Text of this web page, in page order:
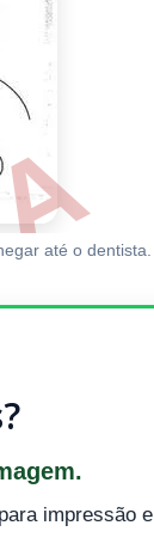
até o dentista.
impressão e